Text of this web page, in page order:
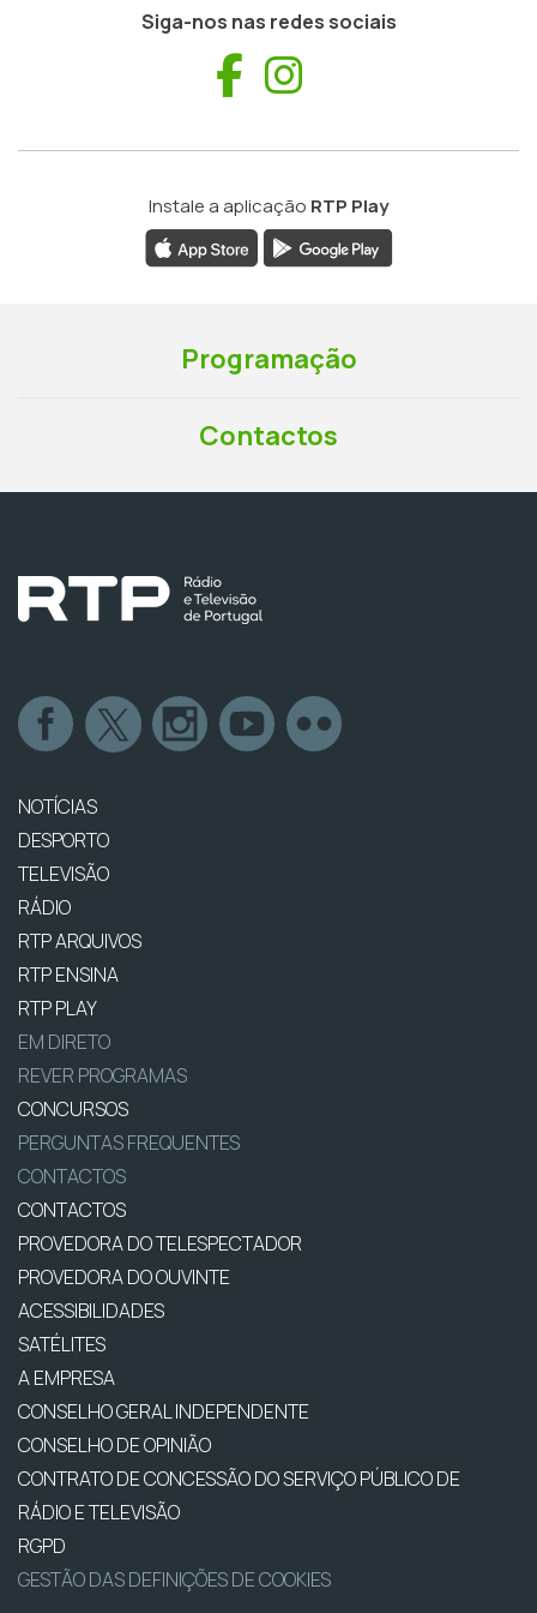
Siga-nos nas redes sociais
Facebook
Instale a aplicação RTP Play
Programação
Contactos
NOTÍCIAS
DESPORTO
TELEVISÃO
RÁDIO
RTP ARQUIVOS
RTP ENSINA
RTP PLAY
EM DIRETO
REVER PROGRAMAS
CONCURSOS
PERGUNTAS FREQUENTES
CONTACTOS
CONTACTOS
PROVEDORA DO TELESPECTADOR
PROVEDORA DO OUVINTE
ACESSIBILIDADES
SATÉLITES
A EMPRESA
CONSELHO GERAL INDEPENDENTE
CONSELHO DE OPINIÃO
CONTRATO DE CONCESSÃO DO SERVIÇO PÚBLICO DE
RÁDIO E TELEVISÃO
RGPD
GESTÃO DAS DEFINIÇÕES DE COOKIES